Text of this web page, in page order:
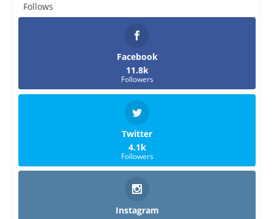
Follows
Facebook
11.8k
Followers
Twitter
4.1k
Followers
Instagram